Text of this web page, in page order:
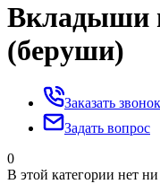
Вкладыши
(беруши)
Заказать звонок
Задать вопрос
0
В этой категории нет